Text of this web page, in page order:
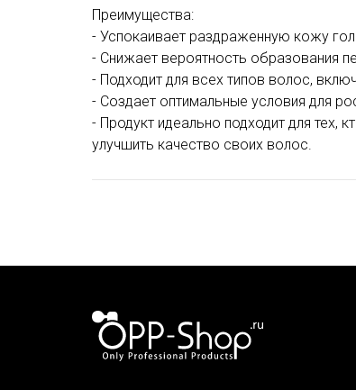
Преимущества:
- Успокаивает раздраженную кожу
- Снижает вероятность образования
- Подходит для всех типов волос,
- Создает оптимальные условия для
- Продукт идеально подходит для
улучшить качество своих волос.